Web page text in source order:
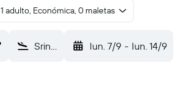
1 adulto, Económica, 0 maletas
Srinagar (SXR) lun. 7/9 - lun. 14/9